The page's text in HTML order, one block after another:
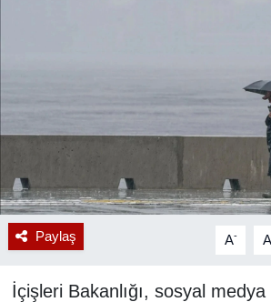
Paylaş A- A
İçişleri Bakanlığı, sosyal medya